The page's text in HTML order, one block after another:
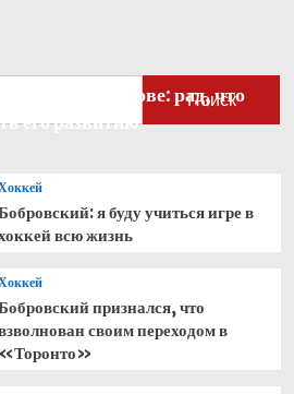
Поиск
Ахтямове: рад, что
его развитию
я буду учиться игре в
всю жизнь
признался, что
своим переходом в
«Торонто»